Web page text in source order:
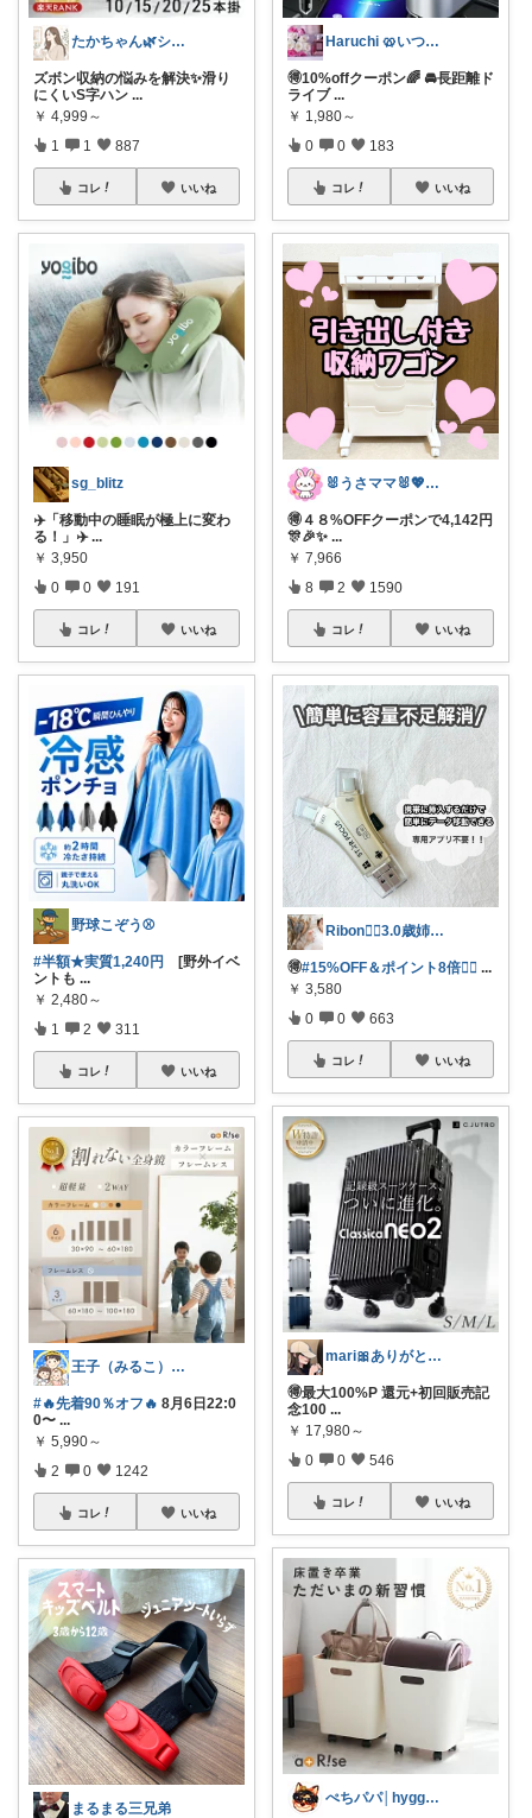
たかちゃん🌿シンプルで心地よい暮らし
ズボン収納の悩みを解決✨滑り
にくいS字ハン ...
￥ 4,999～
1 1 887
コレ いいね
sg_blitz
✈️「移動中の睡眠が極上に変わ
る！」✈️...
￥ 3,950
0 0 191
コレ いいね
野球こぞう⚾️
#半額★実質1,240円 [野外イベ
ントも ...
￥ 2,480～
1 2 311
コレ いいね
王子（みるこ）👑便利グッズ×QOL向上
#🔥先着90％オフ🔥 8月6日22:0
0〜 ...
￥ 5,990～
2 0 1242
コレ いいね
まるまる三兄弟
Haruchi 🥨いつもありがとう🌸
🉐10%offクーポン🌈 🚘長距離ド
ライブ ...
￥ 1,980～
0 0 183
コレ いいね
🐰うさママ🐰💖キッズ・ママの日常✨
🉐４８%OFFクーポンで4,142円
🎊🎉✨ ...
￥ 7,966
8 2 1590
コレ いいね
Ribon❁⃘3.0歳姉妹ﾏﾏ👧🏻♡
🉐#15%OFF＆ポイント8倍❤️‍🔥 ...
￥ 3,580
0 0 663
コレ いいね
mari🎀ありがとうです🥹
🉐最大100%P 還元+初回販売記
念100 ...
￥ 17,980～
0 0 546
コレ いいね
ぺちパパ│hyggeな心意気を大切に🌿